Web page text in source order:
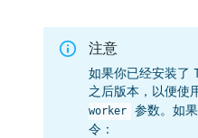
注意
如果你已经安装了
之后版本，以便使
worker
参数。如
令：